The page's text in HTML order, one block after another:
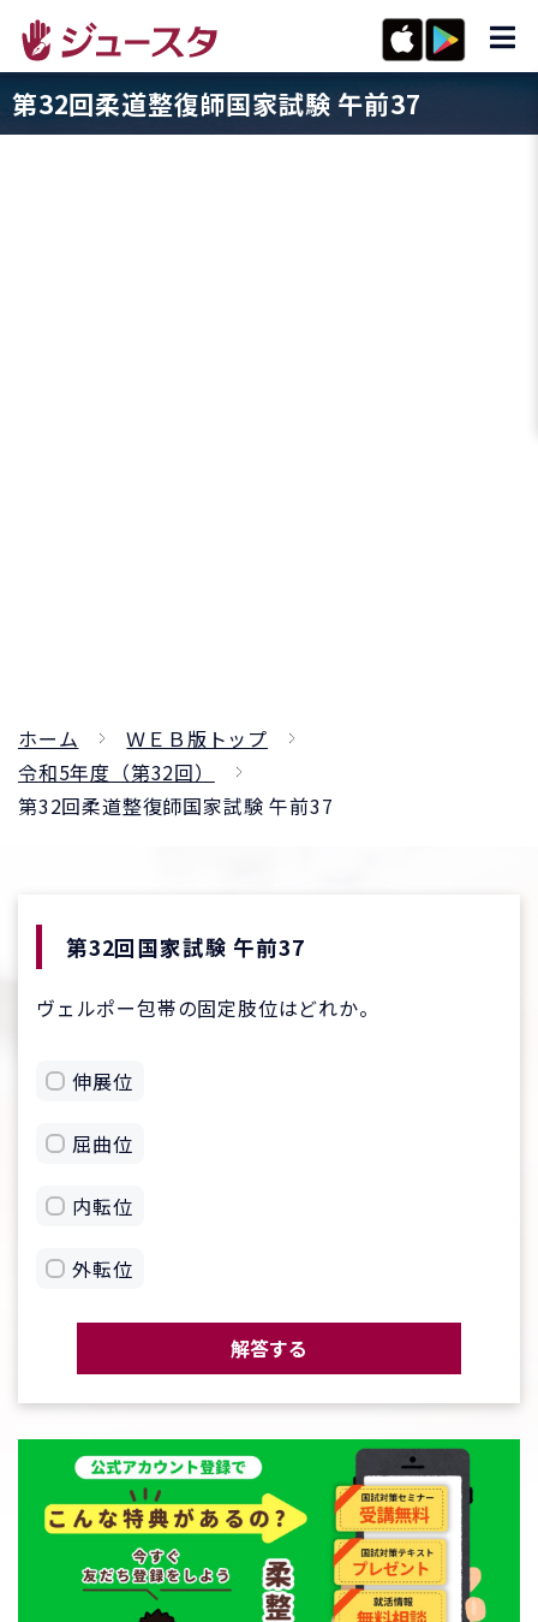
第32回柔道整復師国家試験 午前37
ホーム
ＷＥＢ版トップ
令和5年度（第32回）
第32回柔道整復師国家試験 午前37
第32回国家試験 午前37
ヴェルポー包帯の固定肢位はどれか。
伸展位
屈曲位
内転位
外転位
解答する